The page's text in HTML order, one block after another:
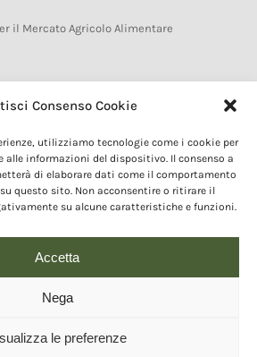
Consenso Cookie
utilizziamo tecnologie come i cookie per
alle informazioni del dispositivo. Il consenso a
di elaborare dati come il comportamento
questo sito. Non acconsentire o ritirare il
su alcune caratteristiche e funzioni.
Accetta
Nega
le preferenze
il Mercato Agricolo Alimentare
IGP
DOP IGP